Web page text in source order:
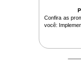
Confira as
você: